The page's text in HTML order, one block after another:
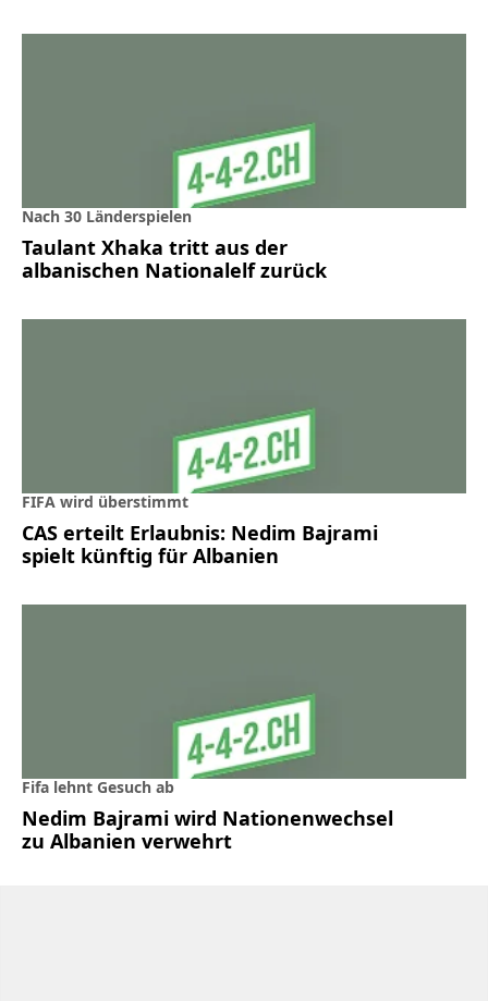
Nach 30 Länderspielen
Taulant Xhaka tritt aus der
albanischen Nationalelf zurück
FIFA wird überstimmt
CAS erteilt Erlaubnis: Nedim Bajrami
spielt künftig für Albanien
Fifa lehnt Gesuch ab
Nedim Bajrami wird Nationenwechsel
zu Albanien verwehrt